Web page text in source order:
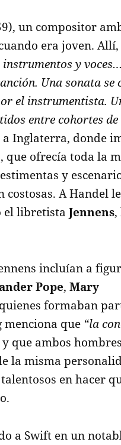
un compositor
era joven. Allí,
y
Una sonata se
el instrumentista.
entre cohortes de
Inglaterra, donde
que ofrecía toda la
y
costosas. A Handel
el libretistaJennens,
incluían a
Pope,Mary
formaban
que “la
y que ambos
la misma
en hacer
a Swift en un